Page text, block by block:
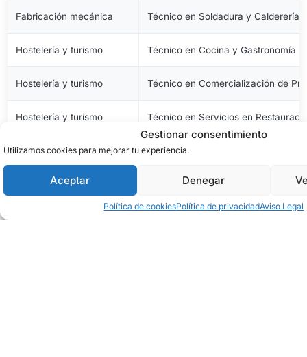
Gestionar consentimiento
Utilizamos cookies para mejorar tu experiencia.
Aceptar Denegar
Política de cookiesPolítica de privacidadAviso Legal
Fabricación mecánica Técnico en Soldadura y Calderería
Hostelería y turismo Técnico en Cocina y Gastronomía
Hostelería y turismo Técnico en Comercialización de
Hostelería y turismo Técnico en Servicios en
Imagen personal Técnico en Estética y Belleza
Imagen personal Técnico en Peluquería y Cosmética